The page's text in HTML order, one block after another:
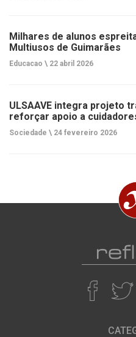
Milhares de alunos
Multiusos de Guimarães
Educacao \ 22 abril 2026
ULSAAVE integra projeto
reforçar apoio a
Sociedade \ 24 fevereiro 2026